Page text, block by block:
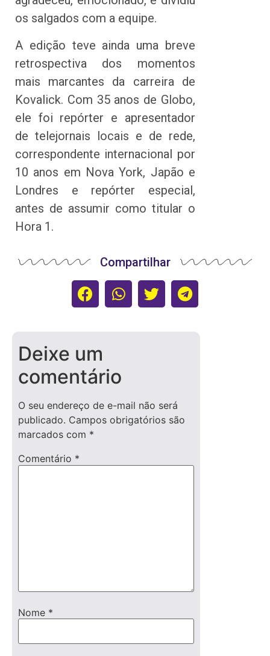
os salgados com a equipe.
A edição teve ainda uma breve
retrospectiva dos momentos
mais marcantes da carreira de
Kovalick. Com 35 anos de Globo,
ele foi repórter e apresentador
de telejornais locais e de rede,
correspondente internacional por
10 anos em Nova York, Japão e
Londres e repórter especial,
antes de assumir como titular o
Hora 1.
Compartilhar
Deixe um
comentário
O seu endereço de e-mail não será
publicado. Campos obrigatórios são
marcados com *
Comentário *
Nome *